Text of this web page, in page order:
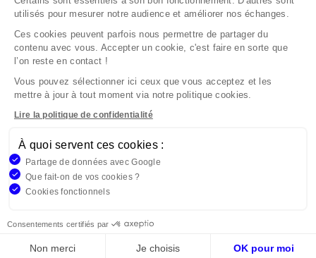
Par courrier à l’adresse : La Médiation de
l’Assurance TSA 50110 75441 PARIS CEDEX 09 ou
par email à l’adresse www.mediation-
assurance.org
La saisine du Médiateur de l’Assurance est gratuite
mais ne peut intervenir qu’après nous avoir
adressé une réclamation écrite.
Garantme, société par actions simplifiée au capital de 19
Code des Assurances et immatriculée à l’ORIAS
75002 Paris
utilisés pour mesurer notre audience et améliorer nos échanges.
Ces cookies peuvent parfois nous permettre de partager du
contenu avec vous. Accepter un cookie, c'est faire en sorte que
l’on reste en contact !
Vous pouvez sélectionner ici ceux que vous acceptez et les
mettre à jour à tout moment via notre politique cookies.
Lire la politique de confidentialité
À quoi servent ces cookies :
Partage de données avec Google
Que fait-on de vos cookies ?
Cookies fonctionnels
Consentements certifiés par
Non merci Je choisis OK pour moi